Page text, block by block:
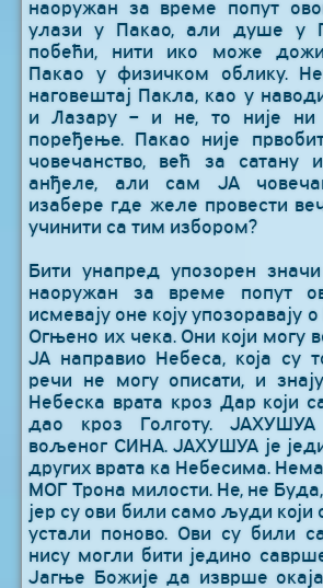
наоружан за време попут
улази у Пакао, али душе у
побећи, нити ико може
Пакао у физичком облику.
наговештај Пакла, као у
и Лазару – и не, то није ни
поређење. Пакао није
човечанство, већ за сатану
анђеле, али сам ЈА
изабере где желе провести
учинити са тим избором?
Бити унапред упозорен
наоружан за време попут
исмевају оне коју упозоравају
Огњено их чека. Они који могу
ЈА направио Небеса, која су
речи не могу описати, и
Небеска врата кроз Дар који
дао кроз Голготу.
вољеног СИНА. ЈАХУШУА је
других врата ка Небесима.
МОГ Трона милости. Не, не
јер су ови били само људи који
устали поново. Ови су били
нису могли бити једино
Јагње Божије да изврше